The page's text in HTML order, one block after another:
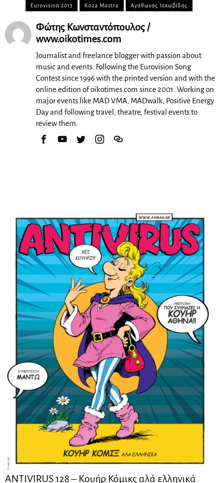
Eurovision 2013 Koza Mostra Αγάθωνας Ιακωβίδης
Φώτης Κωνσταντόπουλος /
www.oikotimes.com
Journalist and freelance blogger with passion about
music and events. Following the Eurovision Song
Contest since 1996 with the printed version and with the
online edition of oikotimes.com since 2001. Working on
major events like MAD VMA, MADwalk, Positive Energy
Day and following travel, theatre, festival events to
review them.
ANTIVIRUS 128 – Kουήρ Κόμικς αλά ελληνικά